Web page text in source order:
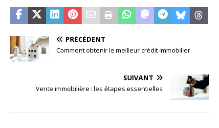
PRÉCÉDENT
Comment obtenir le meilleur crédit immobilier
SUIVANT
Vente immobilière : les étapes essentielles